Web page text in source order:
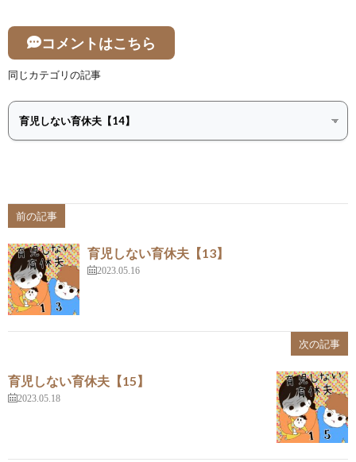
コメントはこちら
同じカテゴリの記事
前の記事
育児しない育休夫【13】
2023.05.16
次の記事
育児しない育休夫【15】
2023.05.18